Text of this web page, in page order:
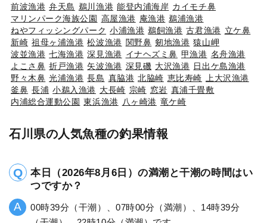
前波漁港 弁天島 鵜川漁港 能登内浦海岸 カイモチ鼻
マリンパーク海族公園 高屋漁港 庵漁港 鵜浦漁港
ねやフィッシングパーク 小浦漁港 鵜飼漁港 古君漁港 立ケ鼻
新崎 祖母ヶ浦漁港 松波漁港 関野鼻 剱地漁港 猿山岬
波並漁港 七海漁港 深見漁港 イナヘズミ鼻 甲漁港 名舟漁港
よこさ鼻 折戸漁港 矢波漁港 深見磯 大沢漁港 日出ケ島漁港
野々木鼻 光浦漁港 長島 真脇港 北脇崎 恵比寿崎
上大沢漁港
釜鼻 長浦 小鵜入漁港 大長崎 宗崎 窓岩 真浦千畳敷
内浦総合運動公園 東浜漁港 八ヶ崎港 竜ケ崎
石川県の人気魚種の釣果情報
本日（2026年8月6日）の満潮と干潮の時間はい
つですか？
00時39分（干潮）、07時00分（満潮）、14時39分